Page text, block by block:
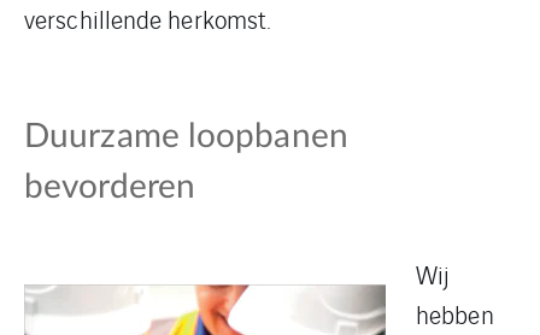
verschillende herkomst.
Duurzame loopbanen
bevorderen
Wij
hebben